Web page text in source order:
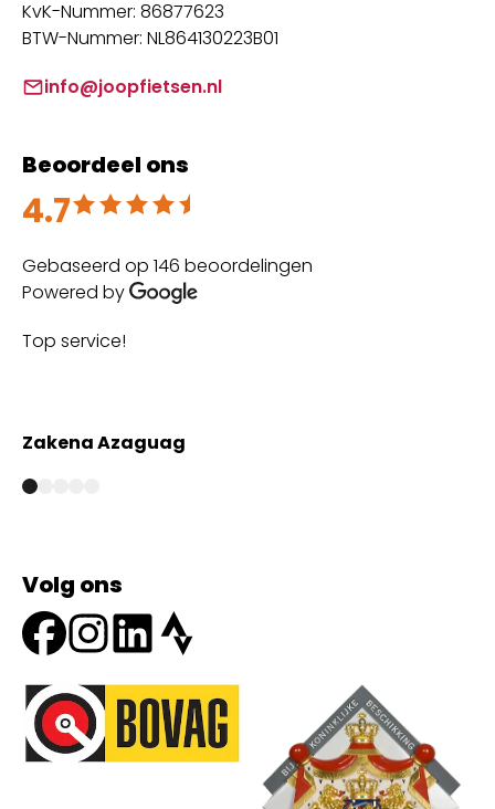
KvK-Nummer: 86877623
BTW-Nummer: NL864130223B01
info@joopfietsen.nl
Beoordeel ons
4.7
Beoordeeld met 4.7 uit 5
Gebaseerd op 146 beoordelingen
Powered by
Top service!
Zakena Azaguag
Volg ons
Onze partners